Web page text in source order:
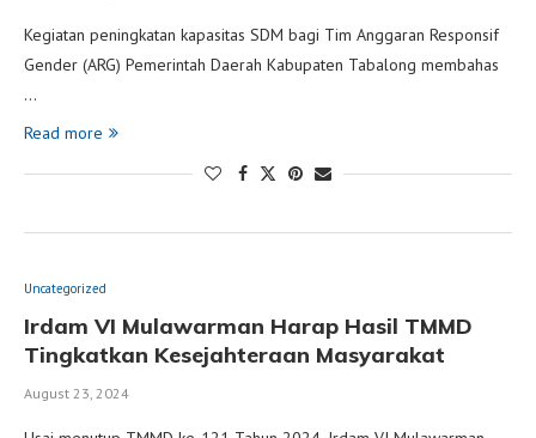
Kegiatan peningkatan kapasitas SDM bagi Tim Anggaran Responsif
Gender (ARG) Pemerintah Daerah Kabupaten Tabalong membahas
…
Read more
Uncategorized
Irdam VI Mulawarman Harap Hasil TMMD
Tingkatkan Kesejahteraan Masyarakat
August 23, 2024